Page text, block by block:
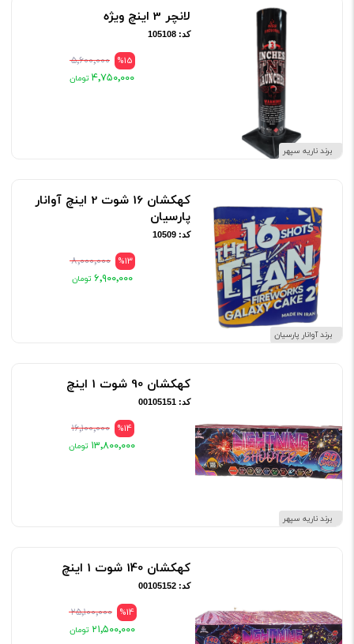
برند ناریه سپهر
لانچر 3 اینچ ویژه
کد: 105108
%15 ۵٬۶۰۰٬۰۰۰
۴٬۷۵۰٬۰۰۰
برند آوانار پارسیان
کهکشان 16 شوت 2 اینچ آوانار
پارسیان
کد: 10509
%13 ۸٬۰۰۰٬۰۰۰
۶٬۹۰۰٬۰۰۰
برند ناریه سپهر
کهکشان 90 شوت 1 اینچ
کد: 00105151
%14 ۱۶٬۱۰۰٬۰۰۰
۱۳٬۸۰۰٬۰۰۰
کهکشان 140 شوت 1 اینچ
کد: 00105152
%14 ۲۵٬۱۰۰٬۰۰۰
۲۱٬۵۰۰٬۰۰۰